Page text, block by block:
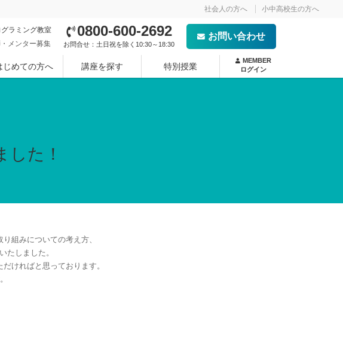
社会人の方へ 小中高校生の方へ
ラミング教室
メンター募集
0800-600-2692
お問合せ：土日祝を除く10:30～18:30
お問い合わせ
じめての方へ 講座を探す 特別授業
MEMBER
ログイン
した！
組みについての考え方、
たしました。
ければと思っております。